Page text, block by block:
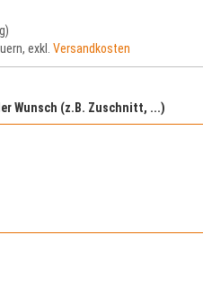
, exkl. Versandkosten
Wunsch (z.B. Zuschnitt, ...)